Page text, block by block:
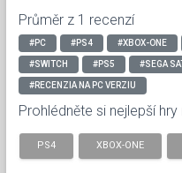
Průměr z 1 recenzí
#PC #PS4 #XBOX-ONE
#SWITCH #PS5 #SEGA
#RECENZIA NA PC VERZIU
Prohlédněte si nejlepší
PS4 XBOX-ONE